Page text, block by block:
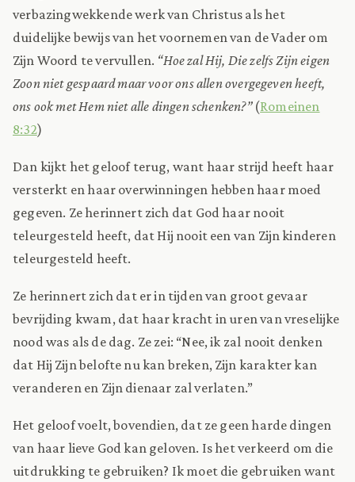
verbazingwekkende werk van Christus als het
duidelijke bewijs van het voornemen van de Vader om
Zijn Woord te vervullen. “Hoe zal Hij, Die zelfs Zijn eigen
Zoon niet gespaard maar voor ons allen overgegeven heeft,
ons ook met Hem niet alle dingen schenken?”(Romeinen
8:32)
Dan kijkt het geloof terug, want haar strijd heeft haar
versterkt en haar overwinningen hebben haar moed
gegeven. Ze herinnert zich dat God haar nooit
teleurgesteld heeft, dat Hij nooit een van Zijn kinderen
teleurgesteld heeft.
Ze herinnert zich dat er in tijden van groot gevaar
bevrijding kwam, dat haar kracht in uren van vreselijke
nood was als de dag. Ze zei: “Nee, ik zal nooit denken
dat Hij Zijn belofte nu kan breken, Zijn karakter kan
veranderen en Zijn dienaar zal verlaten.”
Het geloof voelt, bovendien, dat ze geen harde dingen
van haar lieve God kan geloven. Is het verkeerd om die
uitdrukking te gebruiken? Ik moet die gebruiken want